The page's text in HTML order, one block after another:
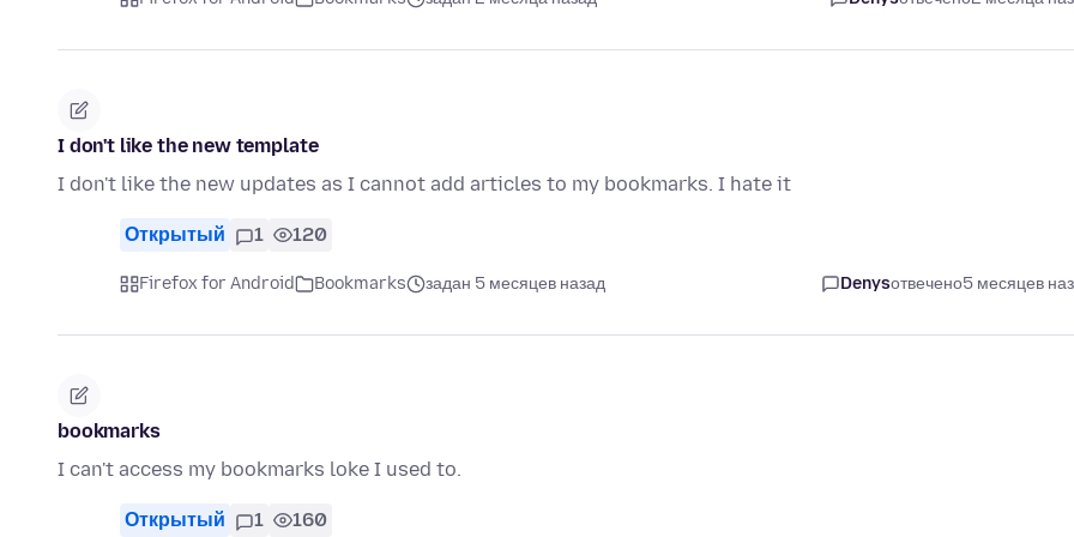
I don't like the new template
I don't like the new updates as I cannot add articles to my bookmarks. I hate it
Открытый 1 120
Firefox for Android Bookmarks задан 5 месяцев назад Denysотвечено5 месяцев
bookmarks
I can't access my bookmarks loke I used to.
Открытый 1 160